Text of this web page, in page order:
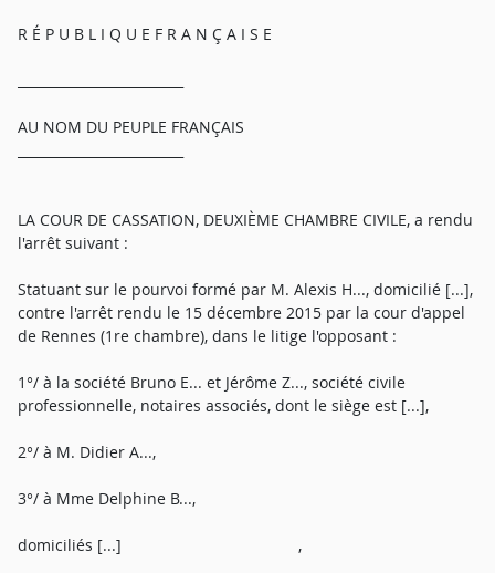
R É P U B L I Q U E F R A N Ç A I S E
AU NOM DU PEUPLE FRANÇAIS
LA COUR DE CASSATION, DEUXIÈME CHAMBRE CIVILE, a rendu
l'arrêt suivant :
Statuant sur le pourvoi formé par M. Alexis H..., domicilié [...],
contre l'arrêt rendu le 15 décembre 2015 par la cour d'appel
de Rennes (1re chambre), dans le litige l'opposant :
1°/ à la société Bruno E... et Jérôme Z..., société civile
professionnelle, notaires associés, dont le siège est [...],
2°/ à M. Didier A...,
3°/ à Mme Delphine B...,
domiciliés [...] ,